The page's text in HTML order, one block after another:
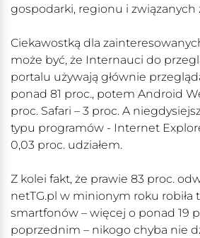
gospodarki, regionu i związanych
Ciekawostką dla
może być, że Internauci do
portalu używają głównie
ponad 81 proc., potem Android
proc. Safari – 3 proc. A
typu programów - Internet
0,03 proc. udziałem.
Z kolei fakt, że prawie 83 proc.
netTG.pl w minionym roku robiła
smartfonów – więcej o ponad 19
poprzednim – nikogo chyba nie